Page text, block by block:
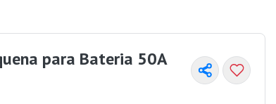
para Bateria 50A